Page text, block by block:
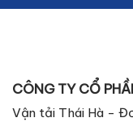
CÔNG TY CỔ
Vận tải Thái Hà -